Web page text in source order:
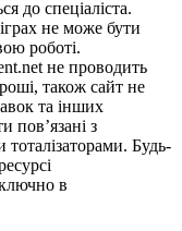
до спеціаліста.
не може бути
роботі.
не проводить
також сайт не
та інших
пов’язані з
Будь-
в